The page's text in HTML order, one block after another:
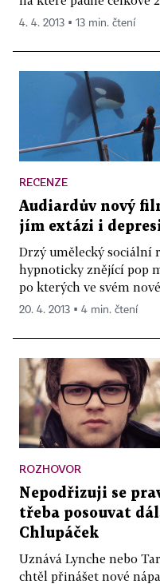
4. 4. 2013 ▪ 13 min. čtení
RECENZE
Audiardův nový
jím extázi i
Drzý umělecký sociální
hypnoticky znějící pop
po kterých ve svém
20. 4. 2013 ▪ 4 min. čtení
ROZHOVOR
Nepodřizuji se
třeba posouvat
Chlupáček
Uznává Lynche nebo
chtěl přinášet nové